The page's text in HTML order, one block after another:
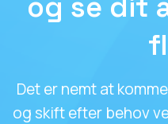
Det er nemt at
og skift efter behov